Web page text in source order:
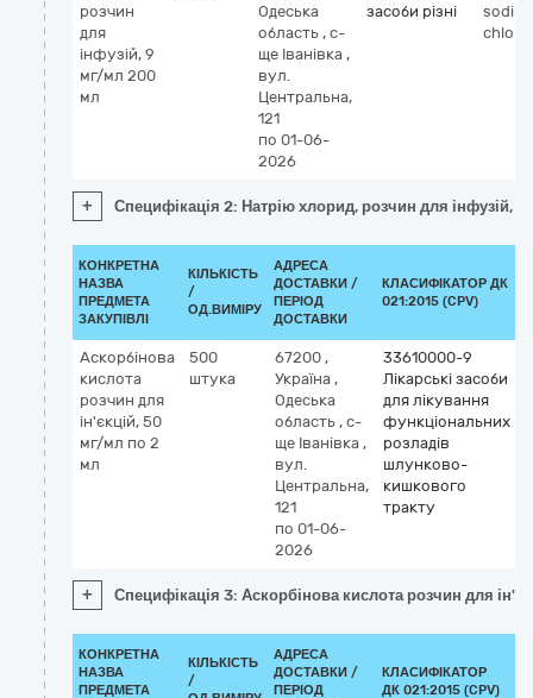
розчин
для
інфузій, 9
мг/мл 200
мл
Одеська
область , с-
ще Іванівка ,
вул.
Центральна,
121
по 01-06-
2026
засоби різні
+ Специфікація 2: Натрію хлорид, розчин для інфузій,
КОНКРЕТНА
НАЗВА
ПРЕДМЕТА
ЗАКУПІВЛІ
КІЛЬКІСТЬ
/
ОД.ВИМІРУ
АДРЕСА
ДОСТАВКИ /
ПЕРІОД
ДОСТАВКИ
КЛАСИФІКАТОР ДК
021:2015 (CPV)
Аскорбінова
кислота
розчин для
ін'єкцій, 50
мг/мл по 2
мл
500
штука
67200 ,
Україна ,
Одеська
область , с-
ще Іванівка ,
вул.
Центральна,
121
по 01-06-
2026
33610000-9
Лікарські засоби
для лікування
функціональних
розладів
шлунково-
кишкового
тракту
+ Специфікація 3: Аскорбінова кислота розчин для
КОНКРЕТНА
НАЗВА
ПРЕДМЕТА
КІЛЬКІСТЬ
/
АДРЕСА
ДОСТАВКИ /
ПЕРІОД
КЛАСИФІКАТОР
ДК 021:2015 (CPV)